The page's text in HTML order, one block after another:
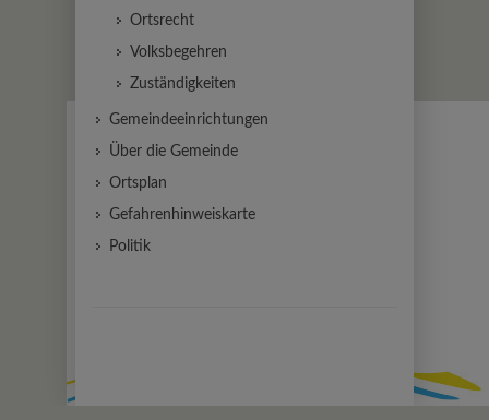
Ortsrecht
Volksbegehren
Zuständigkeiten
Gemeindeeinrichtungen
Über die Gemeinde
Ortsplan
Gefahrenhinweiskarte
Politik